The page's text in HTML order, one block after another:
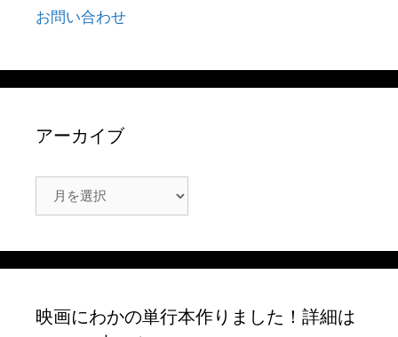
お問い合わせ
アーカイブ
ー
映画にわかの単行本作りました！詳細は